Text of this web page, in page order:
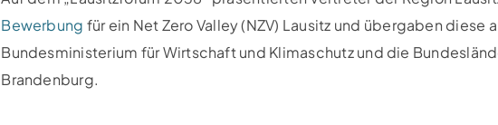
Bewerbung für ein Net Zero Valley (NZV) Lausitz und übergaben diese
Bundesministerium für Wirtschaft und Klimaschutz und die
Brandenburg.